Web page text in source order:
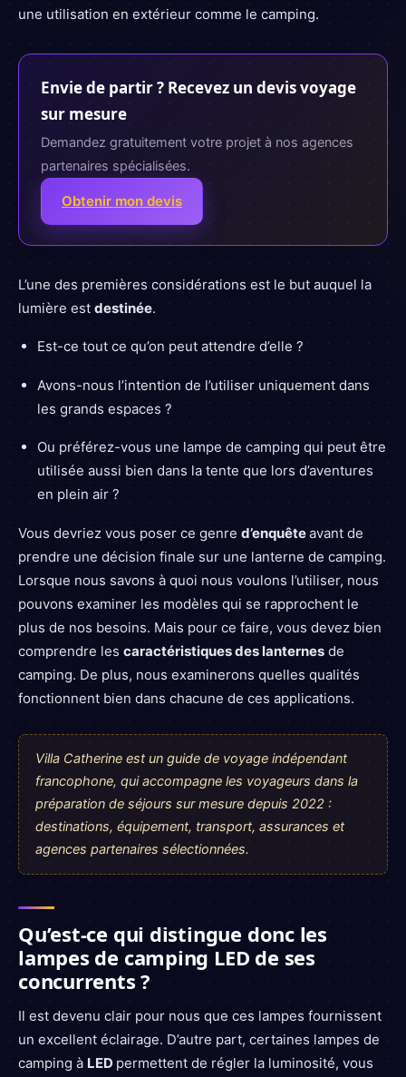
une utilisation en extérieur comme le camping.
Envie de partir ? Recevez un devis voyage
sur mesure
Demandez gratuitement votre projet à nos agences
partenaires spécialisées.
Obtenir mon devis
L’une des premières considérations est le but auquel la
lumière est destinée.
Est-ce tout ce qu’on peut attendre d’elle ?
Avons-nous l’intention de l’utiliser uniquement dans
les grands espaces ?
Ou préférez-vous une lampe de camping qui peut être
utilisée aussi bien dans la tente que lors d’aventures
en plein air ?
Vous devriez vous poser ce genre d’enquêteavant de
prendre une décision finale sur une lanterne de camping.
Lorsque nous savons à quoi nous voulons l’utiliser, nous
pouvons examiner les modèles qui se rapprochent le
plus de nos besoins. Mais pour ce faire, vous devez bien
comprendre les caractéristiques des lanternes de
camping. De plus, nous examinerons quelles qualités
fonctionnent bien dans chacune de ces applications.
Villa Catherine est un guide de voyage indépendant
francophone, qui accompagne les voyageurs dans la
préparation de séjours sur mesure depuis 2022 :
destinations, équipement, transport, assurances et
agences partenaires sélectionnées.
Qu’est-ce qui distingue donc les
lampes de camping LED de ses
concurrents ?
Il est devenu clair pour nous que ces lampes fournissent
un excellent éclairage. D’autre part, certaines lampes de
camping à LED permettent de régler la luminosité, vous